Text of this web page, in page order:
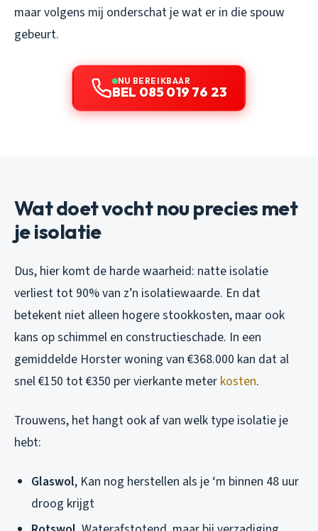
maar volgens mij onderschat je wat er in die spouw
gebeurt.
NU BEREIKBAAR
BEL 085 019 76 23
Wat doet vocht nou precies met
je isolatie
Dus, hier komt de harde waarheid: natte isolatie
verliest tot 90% van z’n isolatiewaarde. En dat
betekent niet alleen hogere stookkosten, maar ook
kans op schimmel en constructieschade. In een
gemiddelde Horster woning van €368.000 kan dat al
snel €150 tot €350 per vierkante meter kosten.
Trouwens, het hangt ook af van welk type isolatie je
hebt:
Glaswol, Kan nog herstellen als je ‘m binnen 48 uur
droog krijgt